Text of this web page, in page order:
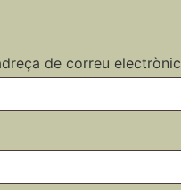
de correu electrònic